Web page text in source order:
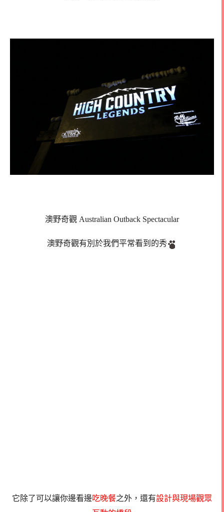
澳野奇觀 Australian Outback Spectacular
澳野奇觀有別於我們平常看到的秀
它除了可以讓你邊看邊吃晚餐之外，還有設計與現場觀眾